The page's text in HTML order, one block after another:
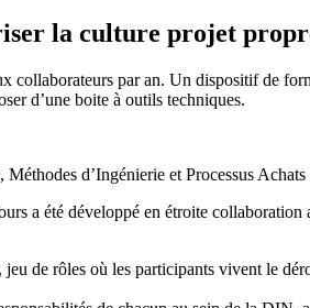
la culture projet
par an. Un dispositif de
d’une boite à outils techniques.
d’Ingénierie et Processus
a été développé en étroite
de rôles où les participants vivent le